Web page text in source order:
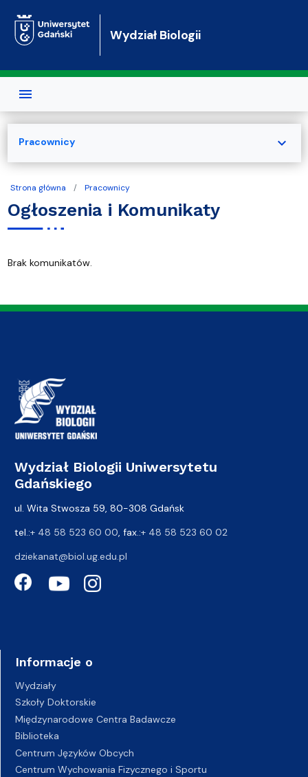
Wydział Biologii
Strona główna Pracownicy
Ogłoszenia i Komunikaty
Brak komunikatów.
Pracownicy expand_more
Wydział Biologii Uniwersytetu
Gdańskiego
ul. Wita Stwosza 59, 80-308 Gdańsk
tel.:+ 48 58 523 60 00, fax.:+ 48 58 523 60 02
dziekanat@biol.ug.edu.pl
Informacje o
Wydziały
Szkoły Doktorskie
Międzynarodowe Centra Badawcze
Biblioteka
Centrum Języków Obcych
Centrum Wychowania Fizycznego i Sportu